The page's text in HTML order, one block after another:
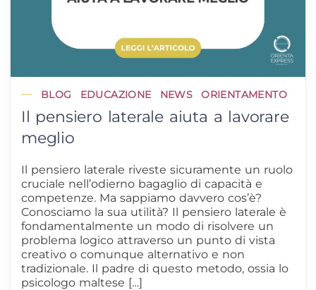
BLOG EDUCAZIONE NEWS ORIENTAMENTO
Il pensiero laterale aiuta a lavorare
meglio
Il pensiero laterale riveste sicuramente un ruolo
cruciale nell’odierno bagaglio di capacità e
competenze. Ma sappiamo davvero cos’è?
Conosciamo la sua utilità? Il pensiero laterale è
fondamentalmente un modo di risolvere un
problema logico attraverso un punto di vista
creativo o comunque alternativo e non
tradizionale. Il padre di questo metodo, ossia lo
psicologo maltese […]